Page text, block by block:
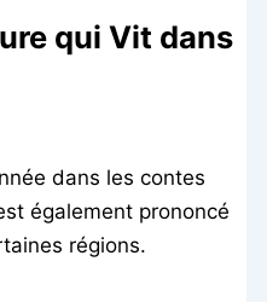
qui Vit dans
dans les contes
également prononcé
régions.